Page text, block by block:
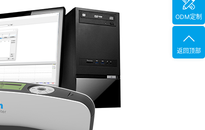
ODM定制
返回顶部